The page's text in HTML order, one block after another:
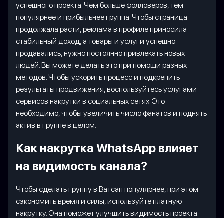
успешного проекта. Чем больше фолловеров, тем
популярнее и прибыльнее группа. Чтобы страница
продолжала расти, реклама в профиле приносила
стабильный доход, а товары и услуги успешно
продавались, нужно постоянно привлекать новых
людей. Вы можете делать это при помощи разных
методов. Чтобы ускорить процесс и подкрепить
результаты продвижения, воспользуйтесь услугами
сервисов накрутки в социальных сетях. Это
необходимо, чтобы увеличить число фанатов и поднять
актив в группе в целом.
Как накрутка WhatsApp влияет
на видимость канала?
Чтобы сделать группу в Ватсап популярнее, при этом
сэкономить время и силы, используйте платную
накрутку. Она поможет улучшить видимость проекта.